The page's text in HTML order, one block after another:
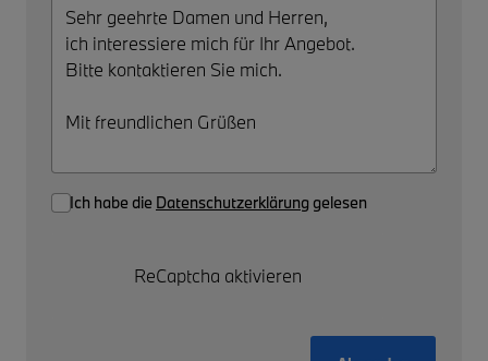
Ich habe die Datenschutzerklärung gelesen
ReCaptcha aktivieren